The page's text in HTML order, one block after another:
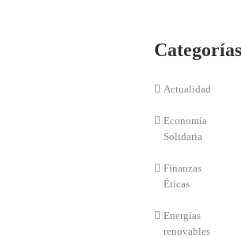
Categorías
Actualidad
Economía
Solidaria
Finanzas
Éticas
Energías
renovables